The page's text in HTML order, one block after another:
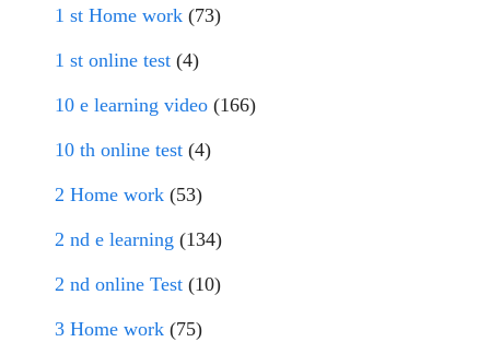
1 st Home work (73)
1 st online test (4)
10 e learning video (166)
10 th online test (4)
2 Home work (53)
2 nd e learning (134)
2 nd online Test (10)
3 Home work (75)